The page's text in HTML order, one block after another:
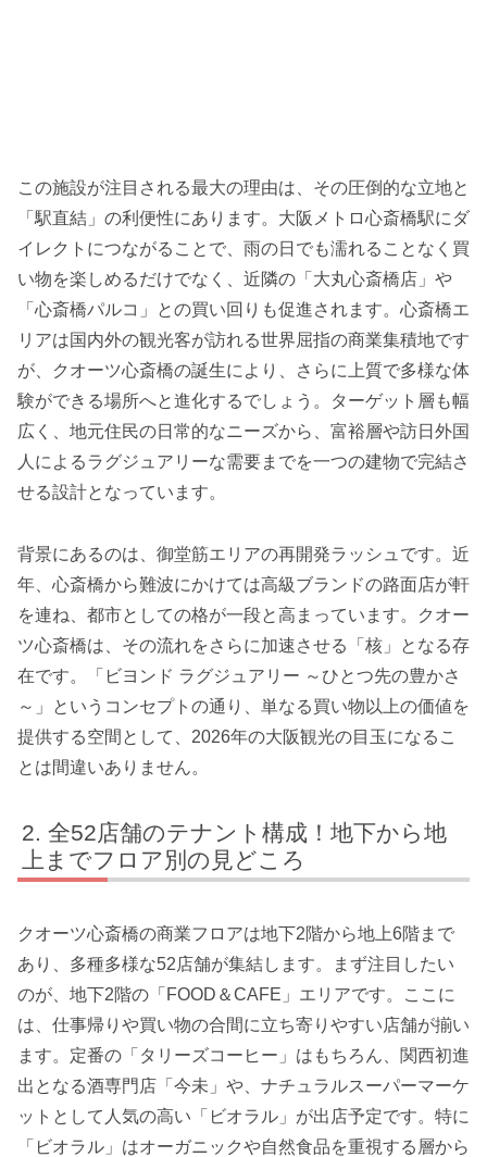
この施設が注目される最大の理由は、その圧倒的な立地と
「駅直結」の利便性にあります。大阪メトロ心斎橋駅にダ
イレクトにつながることで、雨の日でも濡れることなく買
い物を楽しめるだけでなく、近隣の「大丸心斎橋店」や
「心斎橋パルコ」との買い回りも促進されます。心斎橋エ
リアは国内外の観光客が訪れる世界屈指の商業集積地です
が、クオーツ心斎橋の誕生により、さらに上質で多様な体
験ができる場所へと進化するでしょう。ターゲット層も幅
広く、地元住民の日常的なニーズから、富裕層や訪日外国
人によるラグジュアリーな需要までを一つの建物で完結さ
せる設計となっています。
背景にあるのは、御堂筋エリアの再開発ラッシュです。近
年、心斎橋から難波にかけては高級ブランドの路面店が軒
を連ね、都市としての格が一段と高まっています。クオー
ツ心斎橋は、その流れをさらに加速させる「核」となる存
在です。「ビヨンド ラグジュアリー ～ひとつ先の豊かさ
～」というコンセプトの通り、単なる買い物以上の価値を
提供する空間として、2026年の大阪観光の目玉になるこ
とは間違いありません。
全52店舗のテナント構成！地下から地
上までフロア別の見どころ
クオーツ心斎橋の商業フロアは地下2階から地上6階まで
あり、多種多様な52店舗が集結します。まず注目したい
のが、地下2階の「FOOD＆CAFE」エリアです。ここに
は、仕事帰りや買い物の合間に立ち寄りやすい店舗が揃い
ます。定番の「タリーズコーヒー」はもちろん、関西初進
出となる酒専門店「今未」や、ナチュラルスーパーマーケ
ットとして人気の高い「ビオラル」が出店予定です。特に
「ビオラル」はオーガニックや自然食品を重視する層から